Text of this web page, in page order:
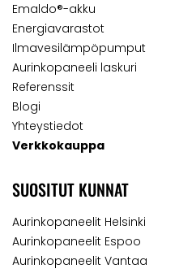
Emaldo®-akku
Energiavarastot
Ilmavesilämpöpumput
Aurinkopaneeli laskuri
Referenssit
Blogi
Yhteystiedot
Verkkokauppa
SUOSITUT KUNNAT
Aurinkopaneelit Helsinki
Aurinkopaneelit Espoo
Aurinkopaneelit Vantaa